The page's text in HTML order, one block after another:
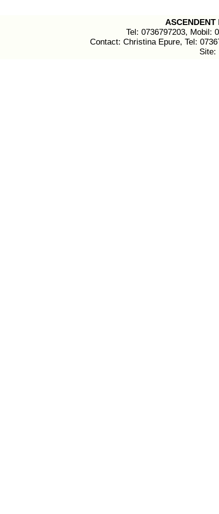
ASCENDENT
Tel: 0736797203, Mobil:
Contact: Christina Epure, Tel:
Site: